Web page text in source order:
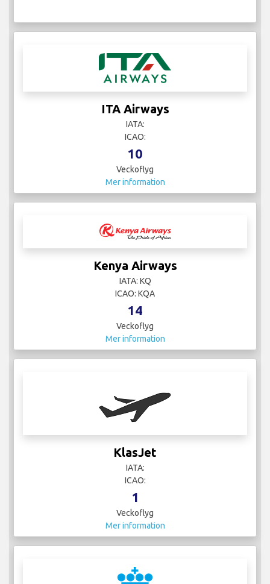
ITA Airways
IATA:
ICAO:
10
Veckoflyg
Mer information
Kenya Airways
IATA: KQ
ICAO: KQA
14
Veckoflyg
Mer information
KlasJet
IATA:
ICAO:
1
Veckoflyg
Mer information